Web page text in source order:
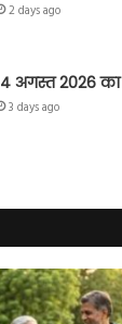
2 days ago
4 अगस्त 2026
3 days ago